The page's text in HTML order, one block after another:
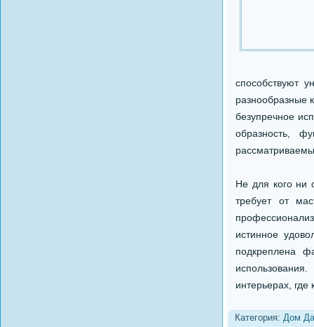
способствуют
разнообразные
безупречное
образность,
Не для кого ни
требует от
истинное
подкреплена
интерьерах,
Категория: Дом